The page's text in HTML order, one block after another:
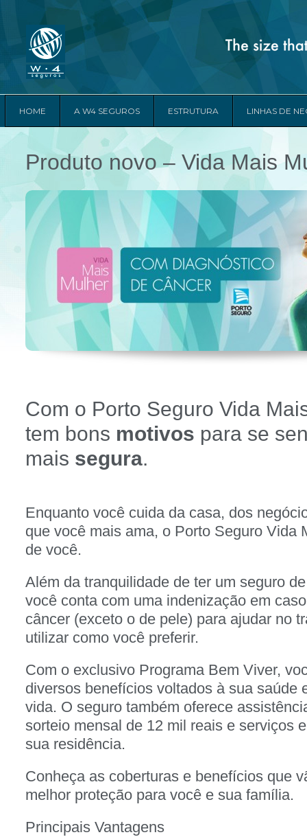
HOME A W4 SEGUROS ESTRUTURA LINHAS DE
Produto novo – Vida Mais
Com o Porto Seguro Vida
tem bons motivos para se
mais segura.
Enquanto você cuida da casa, dos
que você mais ama, o Porto Seguro Vida
de você.
Além da tranquilidade de ter um seguro
você conta com uma indenização em
câncer (exceto o de pele) para ajudar no
utilizar como você preferir.
Com o exclusivo Programa Bem Viver,
diversos benefícios voltados à sua saúde
vida. O seguro também oferece
sorteio mensal de 12 mil reais e serviços
sua residência.
Conheça as coberturas e benefícios que
melhor proteção para você e sua família.
Principais Vantagens